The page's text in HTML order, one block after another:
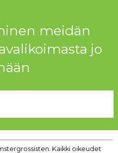
meidän
jo
Kaikki oikeudet